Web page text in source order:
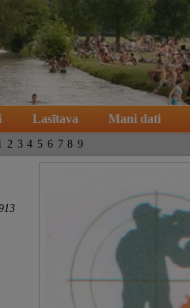
Lasītava Mani dati
2 3 4 5 6 7 8 9